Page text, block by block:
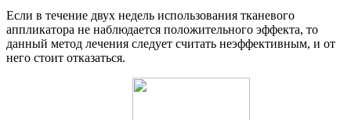
Если в течение двух недель использования тканевого
аппликатора не наблюдается положительного эффекта, то
данный метод лечения следует считать неэффективным, и от
него стоит отказаться.